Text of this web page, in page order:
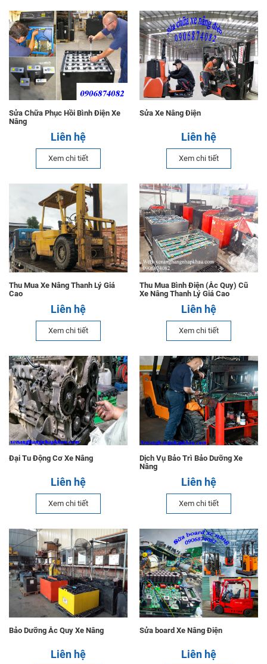
Sửa Chữa Phục Hồi Bình Điện Xe
Nâng
Liên hệ
Xem chi tiết
Sửa Xe Nâng Điện
Liên hệ
Xem chi tiết
Thu Mua Xe Nâng Thanh Lý Giá
Cao
Liên hệ
Xem chi tiết
Thu Mua Bình Điện (Ắc Quy) Cũ
Xe Nâng Thanh Lý Giá Cao
Liên hệ
Xem chi tiết
Đại Tu Động Cơ Xe Nâng
Liên hệ
Xem chi tiết
Dịch Vụ Bảo Trì Bảo Dưỡng Xe
Nâng
Liên hệ
Xem chi tiết
Bảo Dưỡng Ắc Quy Xe Nâng
Liên hệ
Sửa board Xe Nâng Điện
Liên hệ